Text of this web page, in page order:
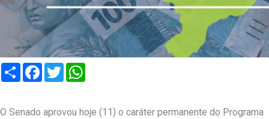
Compartilhar
Facebook
Twitter
O Senado aprovou hoje (11) o caráter permanente do Programa